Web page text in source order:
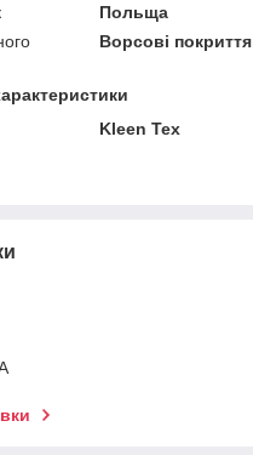
Польща
Ворсові покриття
Kleen Tex